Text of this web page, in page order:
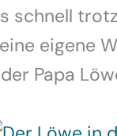
schnell
eigene
Papa